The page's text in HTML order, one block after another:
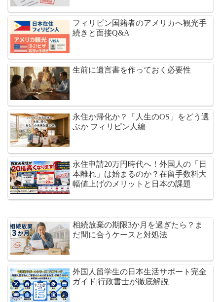
フィリピン国籍者のアメリカへ観光手
続きと面接Q&A
生前に遺言書を作っておく必要性
永住か帰化か？「人生のOS」をどう選
ぶか フィリピン人編
永住申請20万円時代へ！外国人の「日
本離れ」は始まるのか？在留手数料大
幅値上げのメリットと日本の課題
相続放棄の期限3か月を過ぎたら？ま
だ間に合うケースと対処法
外国人留学生の日本生活サポート完全
ガイド|行政書士が徹底解説